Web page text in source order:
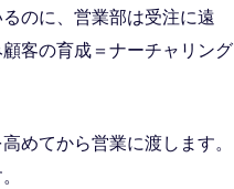
のに、営業部は受注に遠
客の育成＝ナーチャリング
めてから営業に渡します。